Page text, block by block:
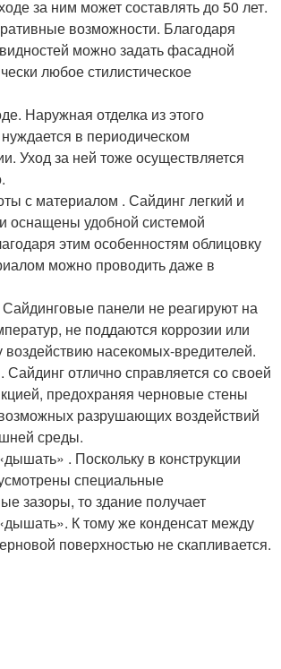
за ним может составлять до 50 лет.
возможности. Благодаря
можно задать фасадной
любое стилистическое
Наружная отделка из этого
в периодическом
Уход за ней тоже осуществляется
с материалом . Сайдинг легкий и
оснащены удобной системой
этим особенностям облицовку
можно проводить даже в
Сайдинговые панели не реагируют на
не поддаются коррозии или
насекомых-вредителей.
Сайдинг отлично справляется со своей
предохраняя черновые стены
разрушающих воздействий
среды.
. Поскольку в конструкции
специальные
зазоры, то здание получает
К тому же конденсат между
поверхностью не скапливается.